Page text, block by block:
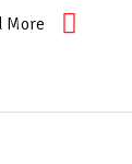
More